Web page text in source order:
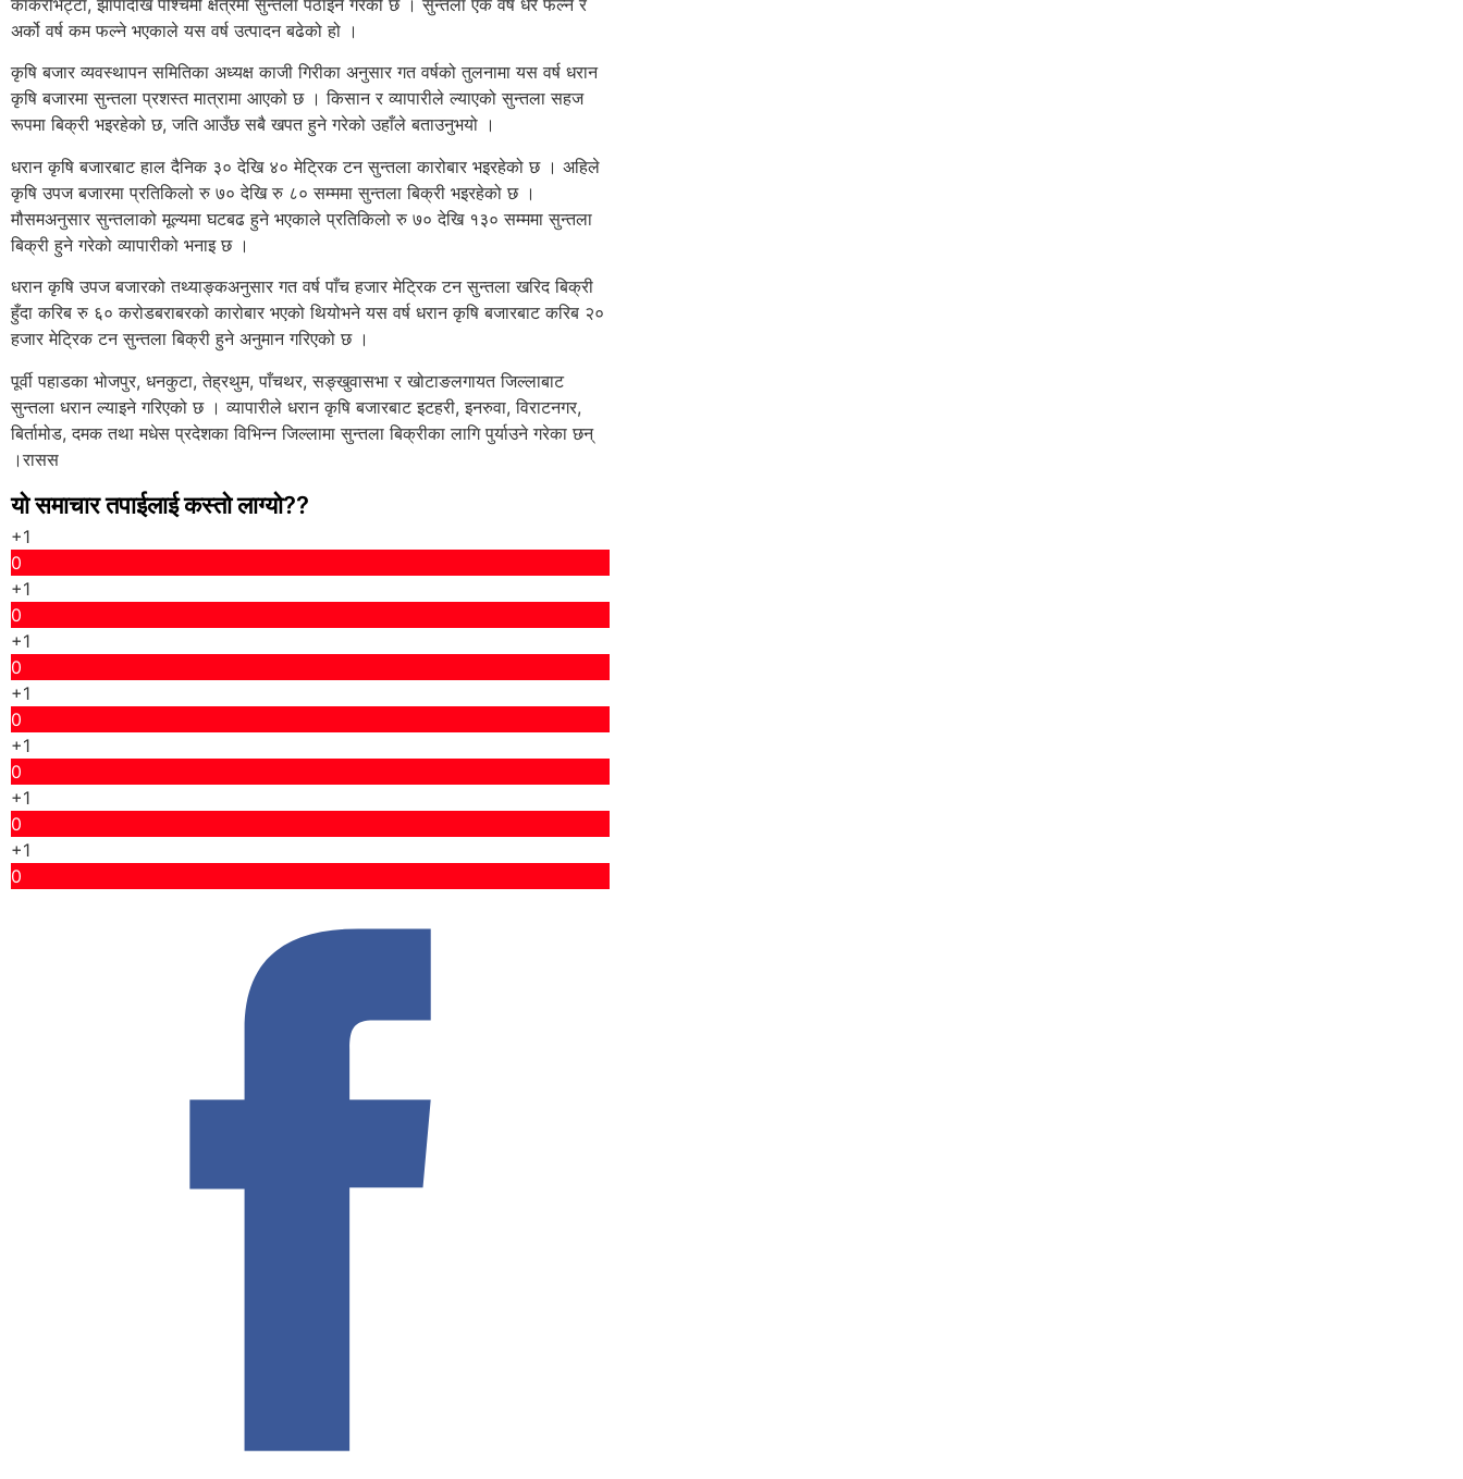
अर्को वर्ष कम फल्ने भएकाले यस वर्ष उत्पादन बढेको हो ।
कृषि बजार व्यवस्थापन समितिका अध्यक्ष काजी गिरीका अनुसार गत वर्षको तुलनामा यस वर्ष धरान
कृषि बजारमा सुन्तला प्रशस्त मात्रामा आएको छ । किसान र व्यापारीले ल्याएको सुन्तला सहज
रूपमा बिक्री भइरहेको छ, जति आउँछ सबै खपत हुने गरेको उहाँले बताउनुभयो ।
धरान कृषि बजारबाट हाल दैनिक ३० देखि ४० मेट्रिक टन सुन्तला कारोबार भइरहेको छ । अहिले
कृषि उपज बजारमा प्रतिकिलो रु ७० देखि रु ८० सम्ममा सुन्तला बिक्री भइरहेको छ ।
मौसमअनुसार सुन्तलाको मूल्यमा घटबढ हुने भएकाले प्रतिकिलो रु ७० देखि १३० सम्ममा सुन्तला
बिक्री हुने गरेको व्यापारीको भनाइ छ ।
धरान कृषि उपज बजारको तथ्याङ्कअनुसार गत वर्ष पाँच हजार मेट्रिक टन सुन्तला खरिद बिक्री
हुँदा करिब रु ६० करोडबराबरको कारोबार भएको थियोभने यस वर्ष धरान कृषि बजारबाट करिब २०
हजार मेट्रिक टन सुन्तला बिक्री हुने अनुमान गरिएको छ ।
पूर्वी पहाडका भोजपुर, धनकुटा, तेह्रथुम, पाँचथर, सङ्खुवासभा र खोटाङलगायत जिल्लाबाट
सुन्तला धरान ल्याइने गरिएको छ । व्यापारीले धरान कृषि बजारबाट इटहरी, इनरुवा, विराटनगर,
बिर्तामोड, दमक तथा मधेस प्रदेशका विभिन्न जिल्लामा सुन्तला बिक्रीका लागि पुर्याउने गरेका छन्
।रासस
यो समाचार तपाईलाई कस्तो लाग्यो??
+1
0
+1
0
+1
0
+1
0
+1
0
+1
0
+1
0